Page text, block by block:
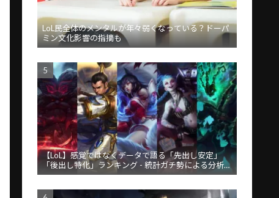
LoL民全体のメンタルが年々弱くなっている？ドーパ
ミン文化影響の指摘も
【LoL】感覚ではなくデータで語る「先出し安定」
「後出し特化」ランキング - 統計ガチ勢による分析が
話題